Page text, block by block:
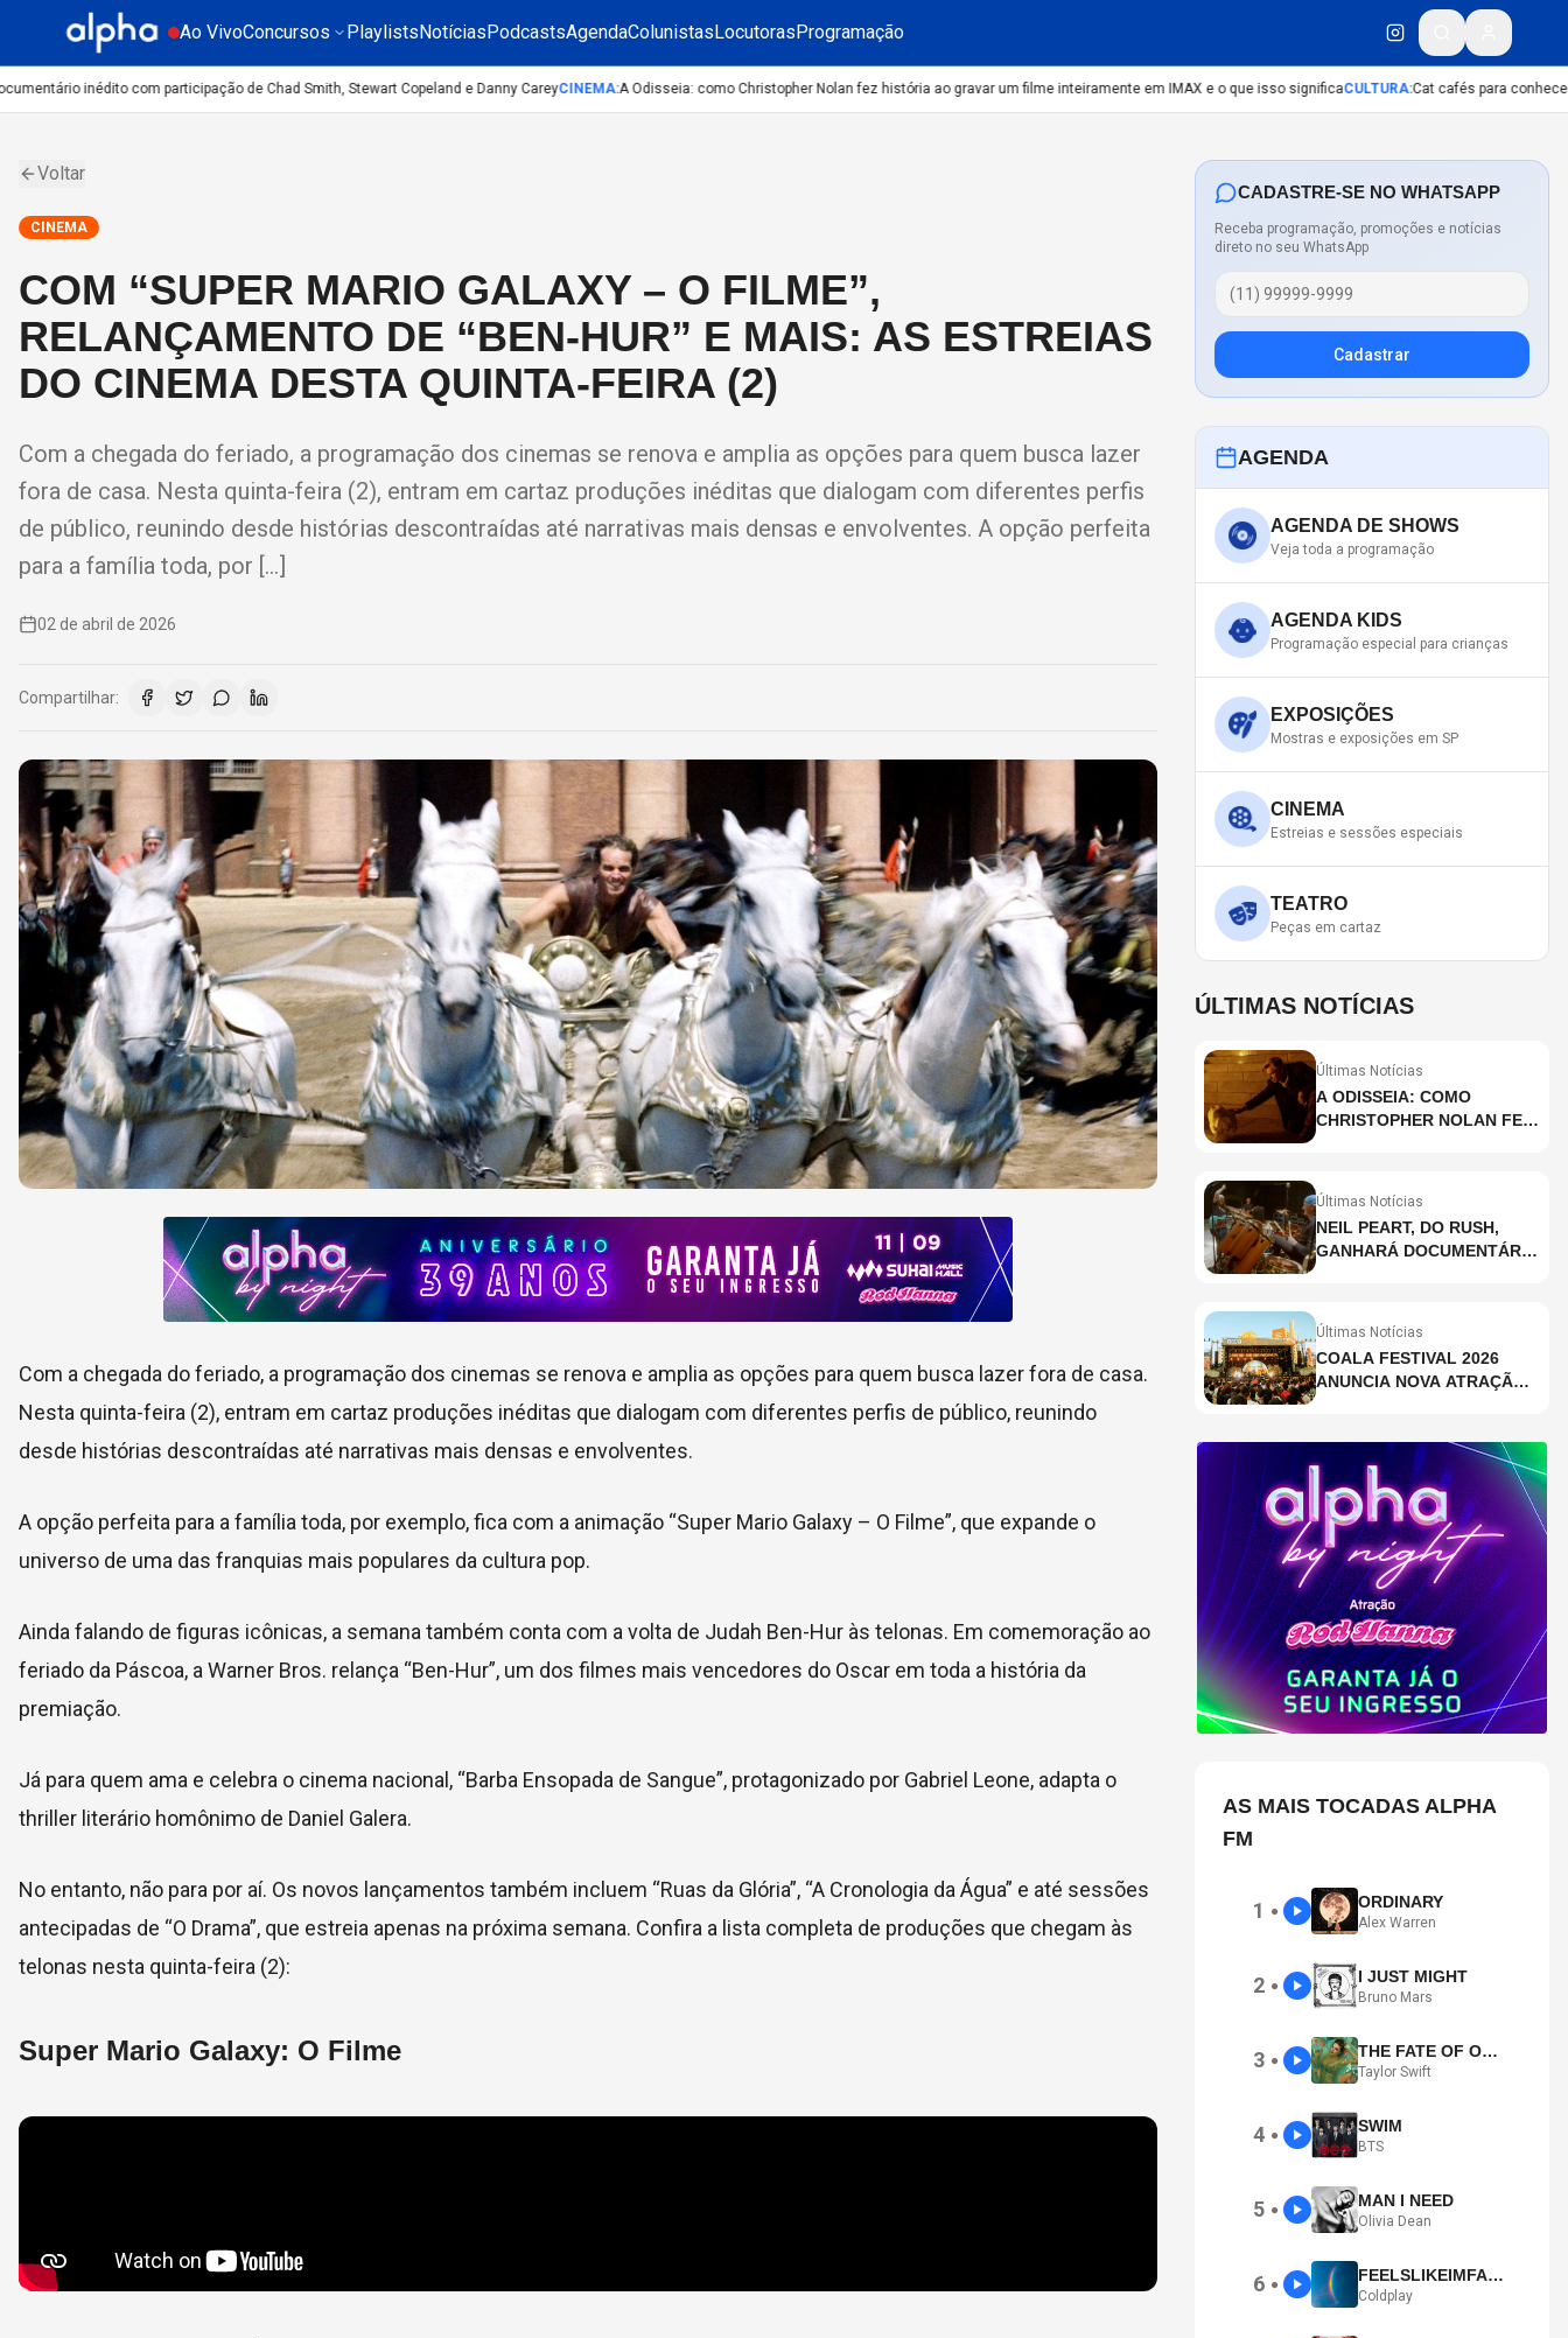
Ao VivoConcursos PlaylistsNotíciasPodcastsAgendaColunistasLocutorasProgramação
inédito com participação de Chad Smith, Stewart Copeland e Danny CareyCINEMA:A Odisseia: como Christopher Nolan fez história ao gravar um filme inteiramente em IMAX e o que isso significaCULTURA:Cat cafés para conhecer
Voltar
CINEMA
COM “SUPER MARIO GALAXY – O FILME”,
RELANÇAMENTO DE “BEN-HUR” E MAIS: AS ESTREIAS
DO CINEMA DESTA QUINTA-FEIRA (2)
Com a chegada do feriado, a programação dos cinemas se renova e amplia as opções para quem busca lazer
fora de casa. Nesta quinta-feira (2), entram em cartaz produções inéditas que dialogam com diferentes perfis
de público, reunindo desde histórias descontraídas até narrativas mais densas e envolventes. A opção perfeita
para a família toda, por […]
02 de abril de 2026
Compartilhar:
Com a chegada do feriado, a programação dos cinemas se renova e amplia as opções para quem busca lazer fora de casa.
Nesta quinta-feira (2), entram em cartaz produções inéditas que dialogam com diferentes perfis de público, reunindo
desde histórias descontraídas até narrativas mais densas e envolventes.
A opção perfeita para a família toda, por exemplo, fica com a animação “Super Mario Galaxy – O Filme”, que expande o
universo de uma das franquias mais populares da cultura pop.
Ainda falando de figuras icônicas, a semana também conta com a volta de Judah Ben-Hur às telonas. Em comemoração ao
feriado da Páscoa, a Warner Bros. relança “Ben-Hur”, um dos filmes mais vencedores do Oscar em toda a história da
premiação.
Já para quem ama e celebra o cinema nacional, “Barba Ensopada de Sangue”, protagonizado por Gabriel Leone, adapta o
thriller literário homônimo de Daniel Galera.
No entanto, não para por aí. Os novos lançamentos também incluem “Ruas da Glória”, “A Cronologia da Água” e até sessões
antecipadas de “O Drama”, que estreia apenas na próxima semana. Confira a lista completa de produções que chegam às
telonas nesta quinta-feira (2):
Super Mario Galaxy: O Filme
CADASTRE-SE NO WHATSAPP
Receba programação, promoções e notícias
direto no seu WhatsApp
Cadastrar
AGENDA
AGENDA DE SHOWS
Veja toda a programação
AGENDA KIDS
Programação especial para crianças
EXPOSIÇÕES
Mostras e exposições em SP
CINEMA
Estreias e sessões especiais
TEATRO
Peças em cartaz
ÚLTIMAS NOTÍCIAS
Últimas Notícias
A ODISSEIA: COMO
CHRISTOPHER NOLAN FEZ
IMAX E O QUE ISSO
Últimas Notícias
NEIL PEART, DO RUSH,
GANHARÁ DOCUMENTÁRIO
SMITH, STEWART
CAREY
Últimas Notícias
COALA FESTIVAL 2026
ANUNCIA NOVA ATRAÇÃO;
AS MAIS TOCADAS ALPHA
FM
1 ● ORDINARY
Alex Warren
2 ● I JUST MIGHT
Bruno Mars
3 ● THE FATE OF OPHELIA
Taylor Swift
4 ● SWIM
BTS
5 ● MAN I NEED
Olivia Dean
6 ● FEELSLIKEIMFALLINGINLOVE
Coldplay